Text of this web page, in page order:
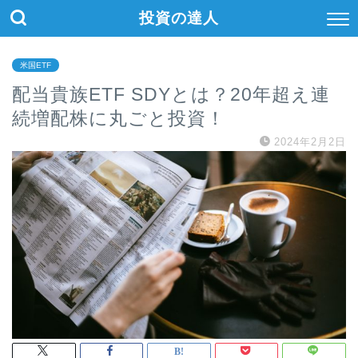
投資の達人
米国ETF
配当貴族ETF SDYとは？20年超え連
続増配株に丸ごと投資！
2024年2月2日